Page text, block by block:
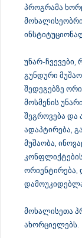
პროგრამა
უნარ-ჩვევები,
გუნდური
შედეგებზე
მოსმენის
შეგროვება
ადაპტირება,
მუშაობა,
ორიენტირება,
მოხალისეთა
ახორციელებს.